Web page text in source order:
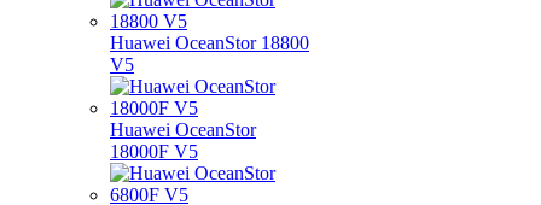
Huawei OceanStor 18800
V5
Huawei OceanStor
18000F V5